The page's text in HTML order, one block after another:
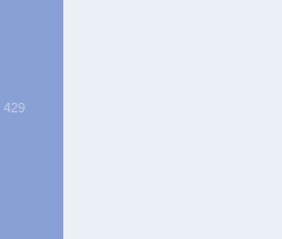
429